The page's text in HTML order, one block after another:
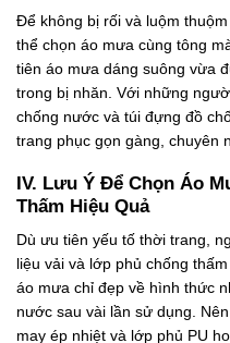
Để không bị rối và luộm
thể chọn áo mưa cùng tông
tiên áo mưa dáng suông vừa
trong bị nhăn. Với những
chống nước và túi đựng đồ
trang phục gọn gàng, chuyên
IV. Lưu Ý Để Chọn Áo
Thấm Hiệu Quả
Dù ưu tiên yếu tố thời trang,
liệu vải và lớp phủ chống
áo mưa chỉ đẹp về hình thức
nước sau vài lần sử dụng.
may ép nhiệt và lớp phủ PU